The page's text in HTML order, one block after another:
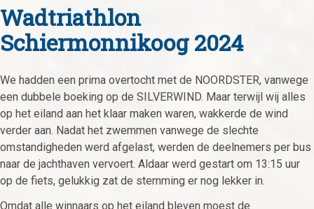
Wadtriathlon
Schiermonnikoog 2024
We hadden een prima overtocht met de NOORDSTER, vanwege
een dubbele boeking op de SILVERWIND. Maar terwijl wij alles
op het eiland aan het klaar maken waren, wakkerde de wind
verder aan. Nadat het zwemmen vanwege de slechte
omstandigheden werd afgelast, werden de deelnemers per bus
naar de jachthaven vervoert. Aldaar werd gestart om 13:15 uur
op de fiets, gelukkig zat de stemming er nog lekker in.
Omdat alle winnaars op het eiland bleven moest de